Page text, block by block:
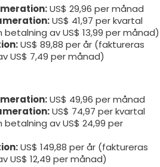
US$ 29,96 per månad
US$ 41,97 per kvartal
av US$ 13,99 per månad)
US$ 89,88 per år (faktureras
US$ 7,49 per månad)
US$ 49,96 per månad
US$ 74,97 per kvartal
av US$ 24,99 per
US$ 149,88 per år (faktureras
US$ 12,49 per månad)